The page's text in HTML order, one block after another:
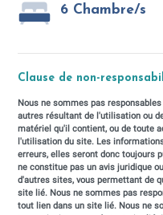
6 Chambre/s
Clause de non-
Nous ne sommes pas
autres résultant de l'utilisation ou
matériel qu'il contient, ou de toute
l'utilisation du site. Les
erreurs, elles seront donc toujours
ne constitue pas un avis juridique
d'autres sites, vous permettant de
site lié. Nous ne sommes pas
tout lien dans un site lié. Nous ne